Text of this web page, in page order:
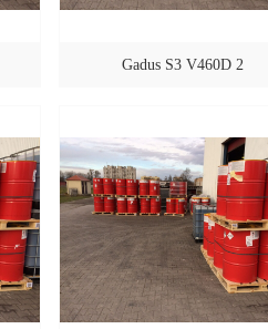
Gadus S3 V460D 2